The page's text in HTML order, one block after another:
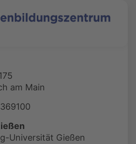
am Main
Universität Gießen